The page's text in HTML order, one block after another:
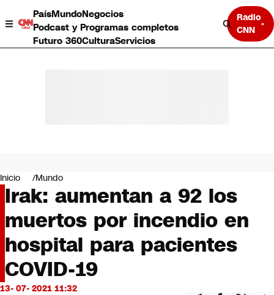
PaísMundoNegocios
Podcast y Programas completos
Futuro 360CulturaServicios
Radio
CNN
Negocios
Deportes
Programas completos
Cultura
Servicios
Bits
CNN Data
CNN tiempo
Futuro 360
Inicio Mundo
Irak: aumentan a 92 los
muertos por incendio en
hospital para pacientes
COVID-19
13- 07- 2021 11:32